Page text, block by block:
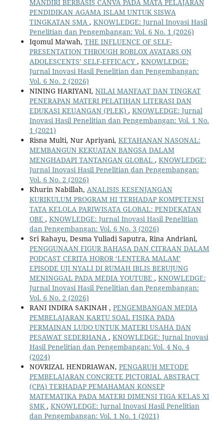
MANDIRI BERBASIS CANVA PADA MATA PELAJARAN
PENDIDIKAN AGAMA ISLAM UNTUK SISWA
TINGKATAN SMA , KNOWLEDGE: Jurnal Inovasi Hasil
Penelitian dan Pengembangan: Vol. 6 No. 1 (2026)
Iqomul Ma'wah, THE INFLUENCE OF SELF-
PRESENTATION THROUGH ROBLOX AVATARS ON
ADOLESCENTS’ SELF-EFFICACY , KNOWLEDGE:
Jurnal Inovasi Hasil Penelitian dan Pengembangan:
Vol. 6 No. 2 (2026)
NINING HARIYANI, NILAI MANFAAT DAN TINGKAT
PENERAPAN MATERI PELATIHAN LITERASI DAN
EDUKASI KEUANGAN (PLEK) , KNOWLEDGE: Jurnal
Inovasi Hasil Penelitian dan Pengembangan: Vol. 1 No.
1 (2021)
Risna Multi, Nur Apriyani, KETAHANAN NASONAL:
MEMBANGUN KEKUATAN BANGSA DALAM
MENGHADAPI TANTANGAN GLOBAL , KNOWLEDGE:
Jurnal Inovasi Hasil Penelitian dan Pengembangan:
Vol. 6 No. 2 (2026)
Khurin Nabillah, ANALISIS KESENJANGAN
KURIKULUM PROGRAM HI TERHADAP KOMPETENSI
TATA KELOLA PARIWISATA GLOBAL: PENDEKATAN
OBE , KNOWLEDGE: Jurnal Inovasi Hasil Penelitian
dan Pengembangan: Vol. 6 No. 3 (2026)
Sri Rahayu, Desma Yuliadi Saputra, Rina Andriani,
PENGGUNAAN FIGUR BAHASA DAN CITRAAN DALAM
PODCAST CERITA HOROR ‘LENTERA MALAM’
EPISODE UJI NYALI DI RUMAH IBLIS BERUJUNG
MENINGGAL PADA MEDIA YOUTUBE , KNOWLEDGE:
Jurnal Inovasi Hasil Penelitian dan Pengembangan:
Vol. 6 No. 2 (2026)
RANI INDIRA SAKINAH , PENGEMBANGAN MEDIA
PEMBELAJARAN KARTU SOAL FISIKA PADA
PERMAINAN LUDO UNTUK MATERI USAHA DAN
PESAWAT SEDERHANA , KNOWLEDGE: Jurnal Inovasi
Hasil Penelitian dan Pengembangan: Vol. 4 No. 4
(2024)
NOVRIZAL HENDRIAWAN, PENGARUH METODE
PEMBELAJARAN CONCRETE PICTORIAL ABSTRACT
(CPA) TERHADAP PEMAHAMAN KONSEP
MATEMATIKA PADA MATERI DIMENSI TIGA KELAS XI
SMK , KNOWLEDGE: Jurnal Inovasi Hasil Penelitian
dan Pengembangan: Vol. 1 No. 1 (2021)